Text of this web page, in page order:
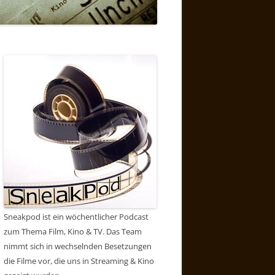
Sneakpod ist ein wöchentlicher Podcast
zum Thema Film, Kino & TV. Das Team
nimmt sich in wechselnden Besetzungen
die Filme vor, die uns in Streaming & Kino